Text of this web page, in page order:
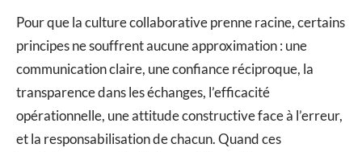
Pour que la culture collaborative prenne racine, certains
principes ne souffrent aucune approximation : une
communication claire, une confiance réciproque, la
transparence dans les échanges, l’efficacité
opérationnelle, une attitude constructive face à l’erreur,
et la responsabilisation de chacun. Quand ces